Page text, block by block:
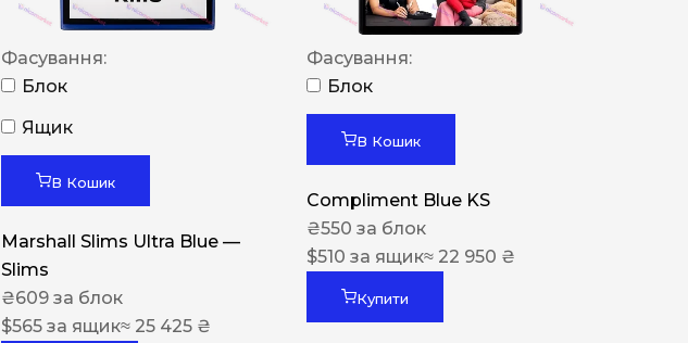
Фасування:
Блок
Ящик
В Кошик
Marshall Slims Ultra Blue —
Slims
₴609 за блок
$565 за ящик≈ 25 425 ₴
Фасування:
Блок
В Кошик
Compliment Blue KS
₴550 за блок
$510 за ящик≈ 22 950 ₴
Купити